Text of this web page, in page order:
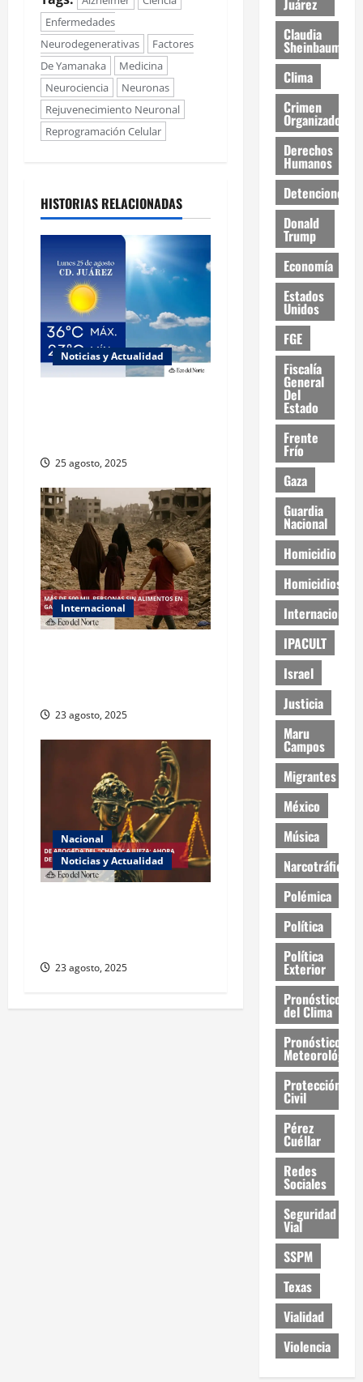
Enfermedades
Neurodegenerativas
Factores
De Yamanaka
Medicina
Neurociencia
Neuronas
Rejuvenecimiento Neuronal
Reprogramación Celular
HISTORIAS RELACIONADAS
Noticias y Actualidad
25 agosto, 2025
Internacional
23 agosto, 2025
Nacional
Noticias y Actualidad
23 agosto, 2025
Juárez
Claudia
Sheinbaum
Clima
Crimen
Organizado
Derechos
Humanos
Detenciones
Donald
Trump
Economía
Estados
Unidos
FGE
Fiscalía
General
Del
Estado
Frente
Frío
Gaza
Guardia
Nacional
Homicidio
Homicidios
Internacional
IPACULT
Israel
Justicia
Maru
Campos
Migrantes
México
Música
Narcotráfico
Polémica
Política
Política
Exterior
Pronóstico
del Clima
Pronóstico
Meteorológico
Protección
Civil
Pérez
Cuéllar
Redes
Sociales
Seguridad
Vial
SSPM
Texas
Vialidad
Violencia